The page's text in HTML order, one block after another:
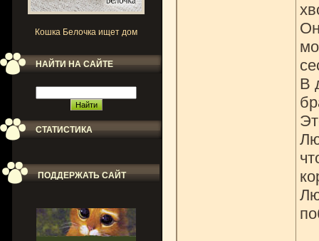
Кошка Белочка ищет дом
НАЙТИ НА САЙТЕ
СТАТИСТИКА
ПОДДЕРЖАТЬ САЙТ
В